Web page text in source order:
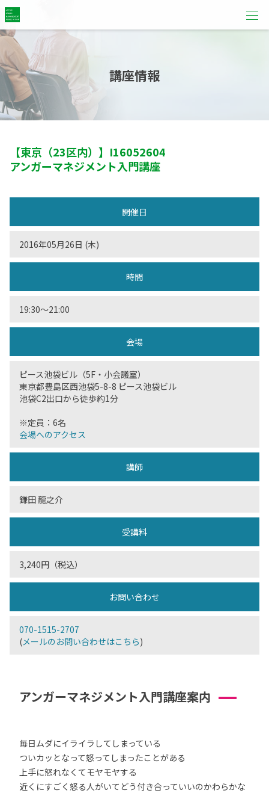
講座情報
【東京（23区内）】 I16052604
アンガーマネジメント入門講座
開催日
2016年05月26日 (木)
時間
19:30～21:00
会場
ピース池袋ビル（5F・小会議室）
東京都豊島区西池袋5-8-8 ピース池袋ビル
池袋C2出口から徒歩約1分
※定員：6名
会場へのアクセス
講師
鎌田 龍之介
受講料
3,240円（税込）
お問い合わせ
070-1515-2707
(メールのお問い合わせはこちら)
アンガーマネジメント入門講座案内
毎日ムダにイライラしてしまっている
ついカッとなって怒ってしまったことがある
上手に怒れなくてモヤモヤする
近くにすごく怒る人がいてどう付き合っていいのかわらかな